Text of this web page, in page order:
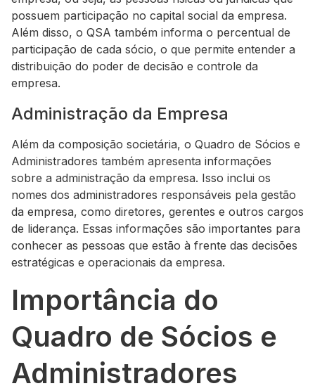
possuem participação no capital social da empresa.
Além disso, o QSA também informa o percentual de
participação de cada sócio, o que permite entender a
distribuição do poder de decisão e controle da
empresa.
Administração da Empresa
Além da composição societária, o Quadro de Sócios e
Administradores também apresenta informações
sobre a administração da empresa. Isso inclui os
nomes dos administradores responsáveis pela gestão
da empresa, como diretores, gerentes e outros cargos
de liderança. Essas informações são importantes para
conhecer as pessoas que estão à frente das decisões
estratégicas e operacionais da empresa.
Importância do
Quadro de Sócios e
Administradores